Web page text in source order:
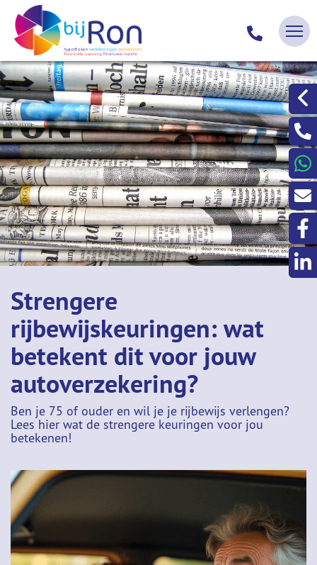
Strengere
rijbewijskeuringen: wat
betekent dit voor jouw
autoverzekering?
Ben je 75 of ouder en wil je je rijbewijs verlengen?
Lees hier wat de strengere keuringen voor jou
betekenen!